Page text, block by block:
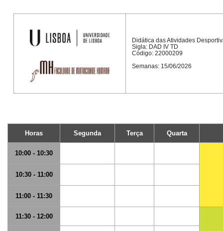
Didática das Atividades
Sigla: DAD IV TD
Código: 22000209
Semanas: 15/06/2026
Horas Segunda Terça Quarta
10:00 - 10:30
10:30 - 11:00
11:00 - 11:30
11:30 - 12:00